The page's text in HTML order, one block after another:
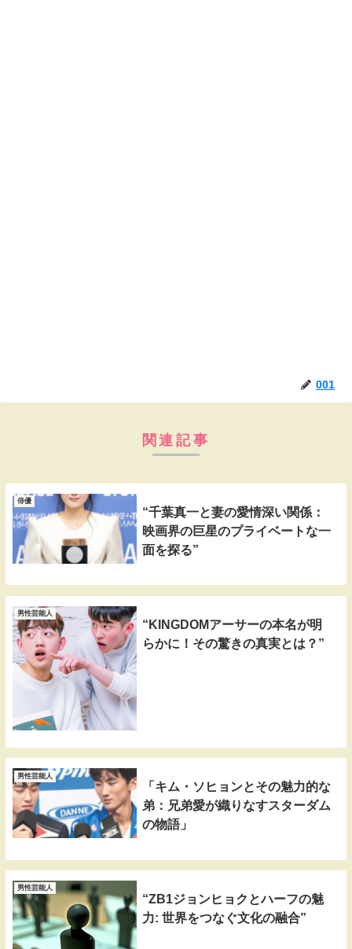
001
関連記事
俳優
“千葉真一と妻の愛情深い関係：
映画界の巨星のプライベートな一
面を探る”
男性芸能人
“KINGDOMアーサーの本名が明
らかに！その驚きの真実とは？”
男性芸能人
「キム・ソヒョンとその魅力的な
弟：兄弟愛が織りなすスターダム
の物語」
男性芸能人
“ZB1ジョンヒョクとハーフの魅
力: 世界をつなぐ文化の融合”